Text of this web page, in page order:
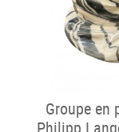
Groupe en